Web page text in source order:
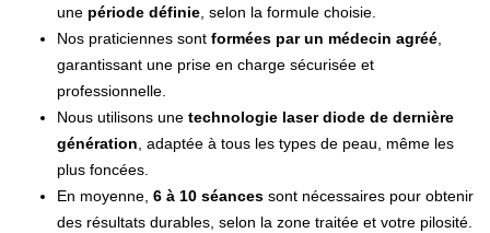
une période définie , selon la formule choisie.
Nos praticiennes sont formées par un médecin agréé
garantissant une prise en charge sécurisée et
professionnelle.
Nous utilisons une technologie laser diode de dernière
génération , adaptée à tous les types de peau, même les
plus foncées.
En moyenne, 6 à 10 séances sont nécessaires pour obtenir
des résultats durables, selon la zone traitée et votre pilosité.